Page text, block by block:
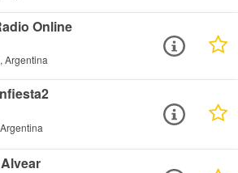
Online
Argentina